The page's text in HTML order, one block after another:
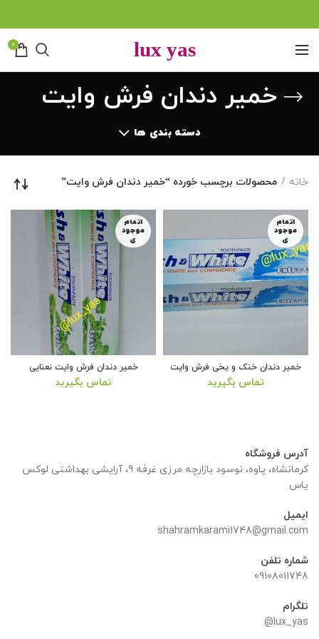
0
خمیر دندان فرش وایت
دسته بندی ها
خانه محصولات برچسب خورده “خمیر دندان فرش وایت”
اتمام
موجود
ی
خمیر دندان خنک و یخی فرش وایت
تماس بگیرید
اتمام
موجود
ی
خمیر دندان فرش وایت نعنایی
تماس بگیرید
آدرس فروشگاه
کرمانشاه، پاوه، نوسود بازارچه مرزی غرفه 9، آرایشی بهداشتی لوکس
یاس
ایمیل
shahramkarami1748@gmail.com
شماره تلفن
09108011748
تلگرام
lux_yas@